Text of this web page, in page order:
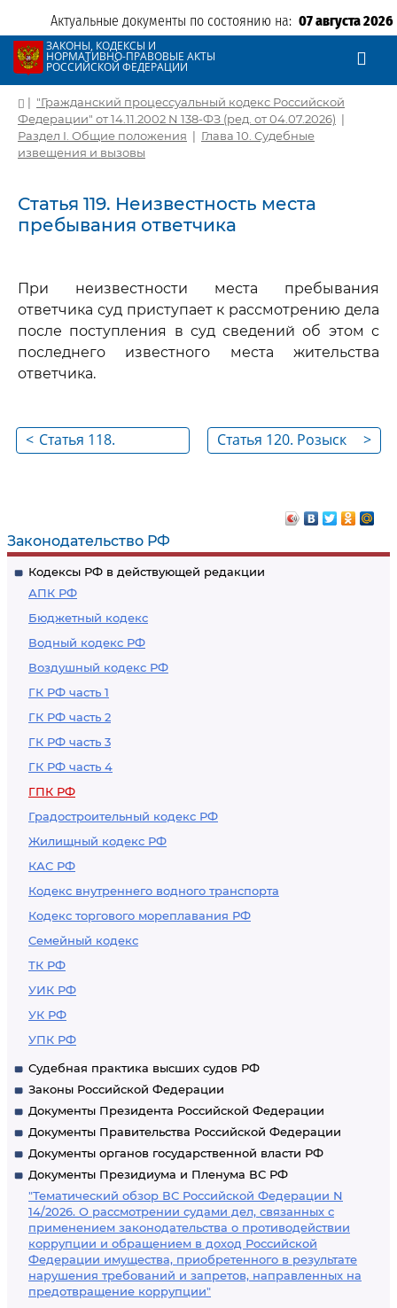
Актуальные документы по состоянию на: 07 августа 2026
ЗАКОНЫ, КОДЕКСЫ И
НОРМАТИВНО-ПРАВОВЫЕ АКТЫ
РОССИЙСКОЙ ФЕДЕРАЦИИ
Законодательство РФ
Кодексы РФ в действующей редакции
АПК РФ
Бюджетный кодекс
Водный кодекс РФ
Воздушный кодекс РФ
ГК РФ часть 1
ГК РФ часть 2
ГК РФ часть 3
ГК РФ часть 4
ГПК РФ
Градостроительный кодекс РФ
Жилищный кодекс РФ
КАС РФ
Кодекс внутреннего водного транспорта
Кодекс торгового мореплавания РФ
Семейный кодекс
ТК РФ
УИК РФ
УК РФ
УПК РФ
Судебная практика высших судов РФ
Законы Российской Федерации
Документы Президента Российской Федерации
Документы Правительства Российской Федерации
Документы органов государственной власти РФ
Документы Президиума и Пленума ВС РФ
"Тематический обзор ВС Российской Федерации N
14/2026. О рассмотрении судами дел, связанных с
применением законодательства о противодействии
коррупции и обращением в доход Российской
Федерации имущества, приобретенного в результате
нарушения требований и запретов, направленных на
предотвращение коррупции"
| "Гражданский процессуальный кодекс Российской
Федерации" от 14.11.2002 N 138-ФЗ (ред. от 04.07.2026) |
Раздел I. Общие положения | Глава 10. Судебные
извещения и вызовы
Статья 119. Неизвестность места
пребывания ответчика
При неизвестности места пребывания
ответчика суд приступает к рассмотрению дела
после поступления в суд сведений об этом с
последнего известного места жительства
ответчика.
< Статья 118.
>
Статья 120. Розыск